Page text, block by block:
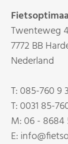
Twenteweg
7772 BB
Nederland
T: 085-760 9
T: 0031 85-
M: 06 - 8684
E: